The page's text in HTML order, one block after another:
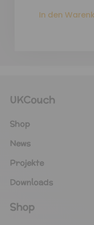
In den
UKCouch
Shop
News
Projekte
Downloads
Shop